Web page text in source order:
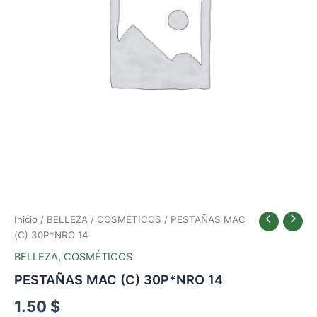
Inicio / BELLEZA / COSMÉTICOS / PESTAÑAS MAC
(C) 30P*NRO 14
BELLEZA, COSMÉTICOS
PESTAÑAS MAC (C) 30P*NRO 14
1.50 $